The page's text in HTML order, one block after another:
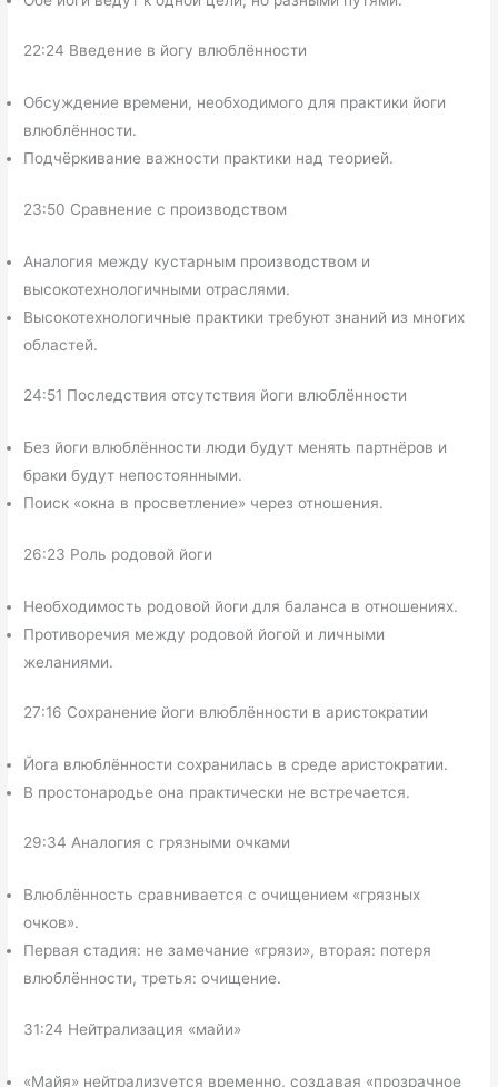
22:24 Введение в йогу влюблённости
Обсуждение времени, необходимого для практики йоги
влюблённости.
Подчёркивание важности практики над теорией.
23:50 Сравнение с производством
Аналогия между кустарным производством и
высокотехнологичными отраслями.
Высокотехнологичные практики требуют знаний из многих
областей.
24:51 Последствия отсутствия йоги влюблённости
Без йоги влюблённости люди будут менять партнёров и
браки будут непостоянными.
Поиск «окна в просветление» через отношения.
26:23 Роль родовой йоги
Необходимость родовой йоги для баланса в отношениях.
Противоречия между родовой йогой и личными
желаниями.
27:16 Сохранение йоги влюблённости в аристократии
Йога влюблённости сохранилась в среде аристократии.
В простонародье она практически не встречается.
29:34 Аналогия с грязными очками
Влюблённость сравнивается с очищением «грязных
очков».
Первая стадия: не замечание «грязи», вторая: потеря
влюблённости, третья: очищение.
31:24 Нейтрализация «майи»
«Майя» нейтрализуется временно, создавая «прозрачное